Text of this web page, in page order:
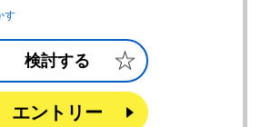
す
検討する
エントリー